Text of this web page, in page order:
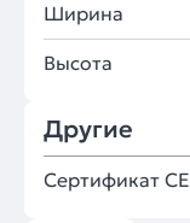
Ширина
Высота
Другие
Сертификат CE